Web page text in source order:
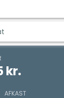
kr.
AFKAST